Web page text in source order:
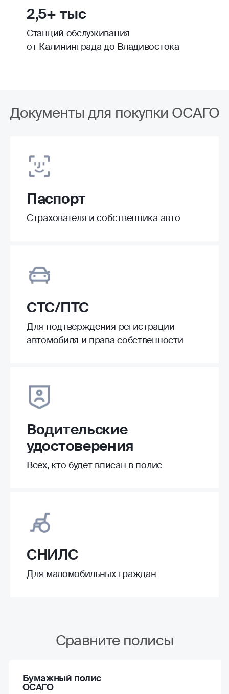
2,5+ тыс
Станций обслуживания
от Калининграда до Владивостока
Документы для покупки ОСАГО
Паспорт
Страхователя и собственника авто
СТС/ПТС
Для подтверждения регистрации
автомобиля и права собственности
Водительские
удостоверения
Всех, кто будет вписан в полис
СНИЛС
Для маломобильных граждан
Сравните полисы
Бумажный полис
ОСАГО